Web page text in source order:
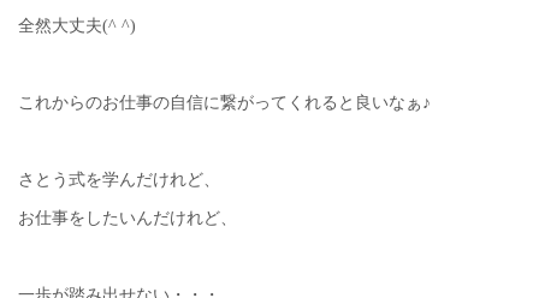
全然大丈夫(^ ^)
これからのお仕事の自信に繋がってくれると良いなぁ♪
さとう式を学んだけれど、
お仕事をしたいんだけれど、